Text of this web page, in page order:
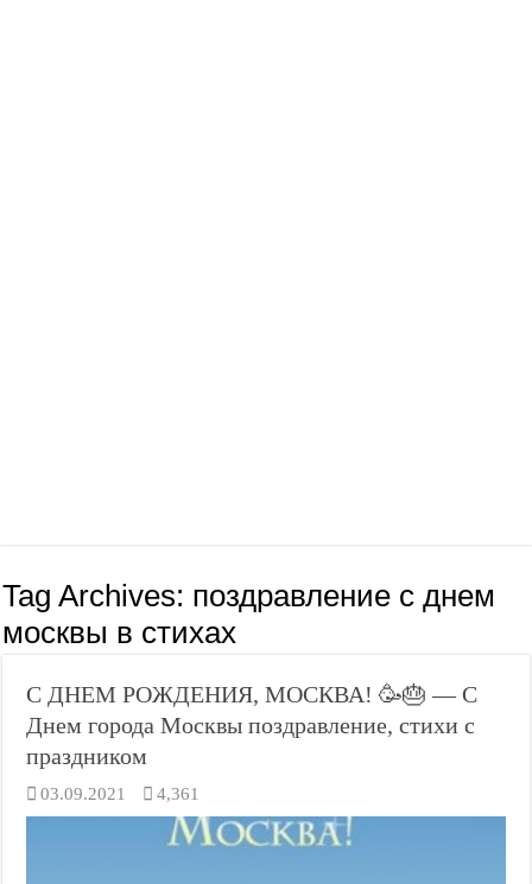
Tag Archives: поздравление с днем
москвы в стихах
С ДНЕМ РОЖДЕНИЯ, МОСКВА! 🥳🎂 — С
Днем города Москвы поздравление, стихи с
праздником
03.09.2021 4,361